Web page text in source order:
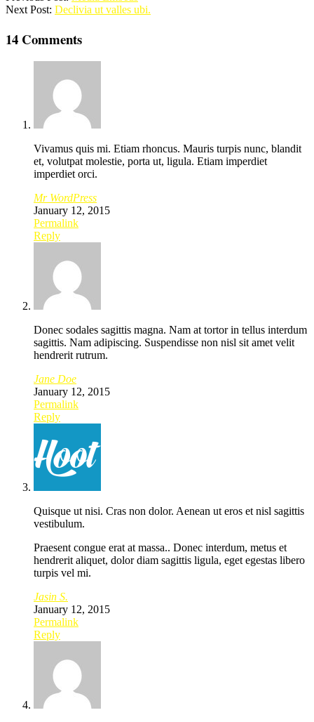
Next Post: Declivia ut valles ubi.
14 Comments
Vivamus quis mi. Etiam rhoncus. Mauris turpis nunc, blandit
et, volutpat molestie, porta ut, ligula. Etiam imperdiet
imperdiet orci.
Mr WordPress
January 12, 2015
Permalink
Reply
Donec sodales sagittis magna. Nam at tortor in tellus interdum
sagittis. Nam adipiscing. Suspendisse non nisl sit amet velit
hendrerit rutrum.
Jane Doe
January 12, 2015
Permalink
Reply
Quisque ut nisi. Cras non dolor. Aenean ut eros et nisl sagittis
vestibulum.
Praesent congue erat at massa.. Donec interdum, metus et
hendrerit aliquet, dolor diam sagittis ligula, eget egestas libero
turpis vel mi.
Jasin S.
January 12, 2015
Permalink
Reply